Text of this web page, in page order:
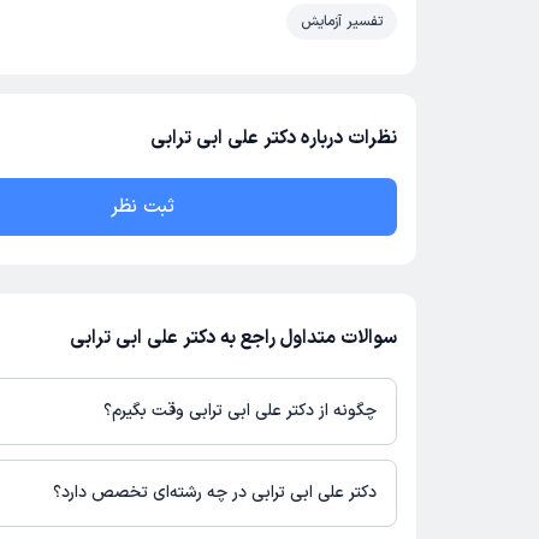
تفسیر آزمایش
نظرات درباره دکتر علی ابی ترابی
ثبت نظر
سوالات متداول راجع به دکتر علی ابی ترابی
چگونه از دکتر علی ابی ترابی وقت بگیرم؟
در صورتی کهدکتر علی ابی ترابیدارای پروفایل فعال و نوبت‌دهی باز
باشند، می‌توانید از طریق این پلتفرم برای دریافت نوبت اقدام کنید.
دکتر علی ابی ترابی در چه رشته‌ای تخصص دارد؟